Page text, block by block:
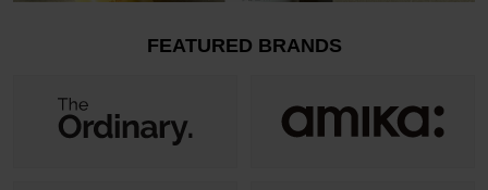
FEATURED BRANDS